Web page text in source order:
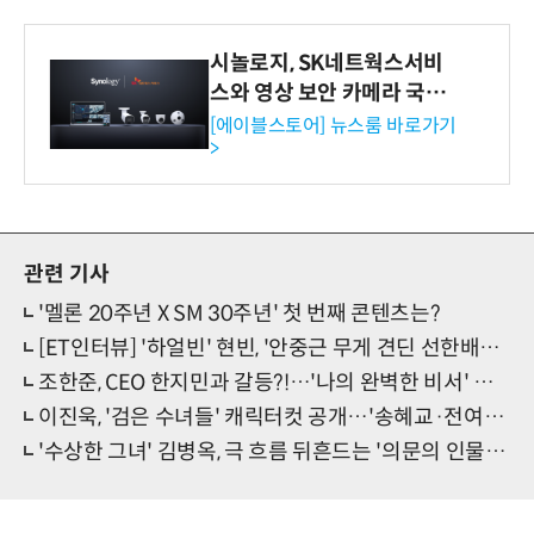
시놀로지, SK네트웍스서비
스와 영상 보안 카메라 국내
독점 판매 파트너십 체결
[에이블스토어] 뉴스룸 바로가기
>
관련 기사
'멜론 20주년 X SM 30주년' 첫 번째 콘텐츠는?
[ET인터뷰] '하얼빈' 현빈, '안중근 무게 견딘 선한배우 카타르시스' (종합)
조한준, CEO 한지민과 갈등?!…'나의 완벽한 비서' 캐스팅
이진욱, '검은 수녀들' 캐릭터컷 공개…'송혜교·전여빈 대립각' 사제 변신
'수상한 그녀' 김병옥, 극 흐름 뒤흔드는 '의문의 인물' 시선 집중